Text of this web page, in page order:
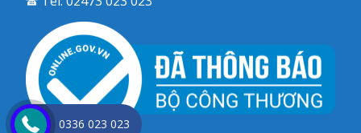
0336 023 023